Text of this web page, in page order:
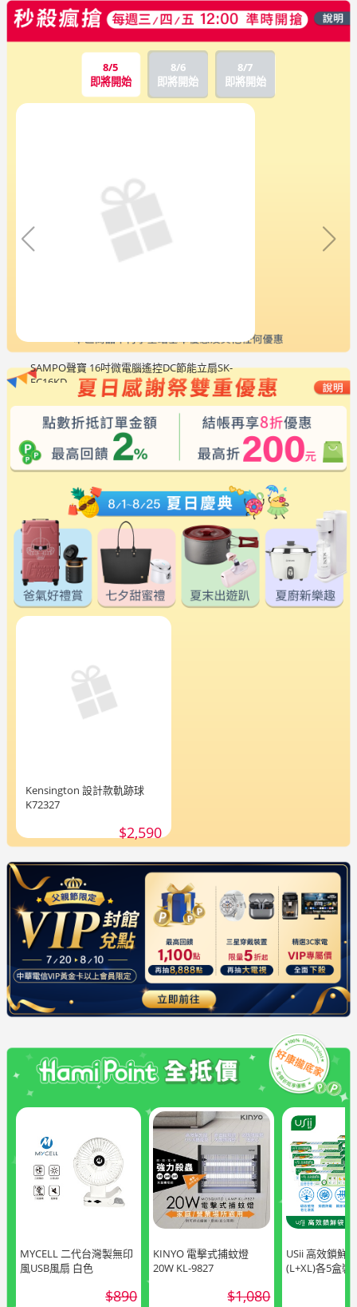
8/5
即將開始
8/6
即將開始
8/7
即將開始
SAMPO聲寶 16吋微電腦遙控DC節能立扇SK-
FC16KD
$2,488
Kensington 設計款軌跡球
K72327
$2,590
MYCELL 二代台灣製無印
風USB風扇 白色
$890
KINYO 電擊式捕蚊燈
20W KL-9827
$1,080
USii 高效鎖鮮
(L+XL)各5盒裝